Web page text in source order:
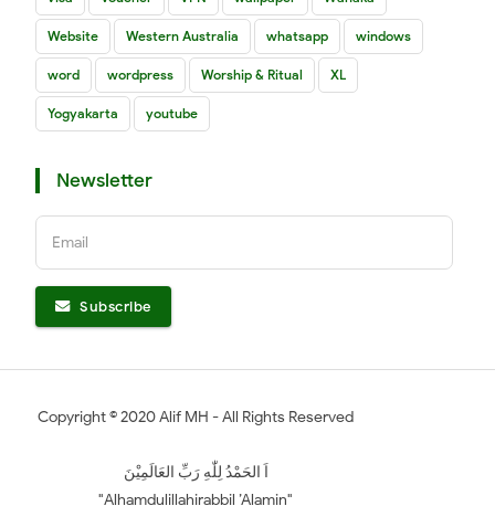
Website Western Australia whatsapp windows
word wordpress Worship & Ritual XL
Yogyakarta youtube
Newsletter
Email
Subscribe
Copyright ©2020Alif MH - All Rights Reserved
اَ الحَمْدُ لِلّٰهِ رَبِّ العَالَمِيْنَ
"Alhamdulillahirabbil ’Alamin"